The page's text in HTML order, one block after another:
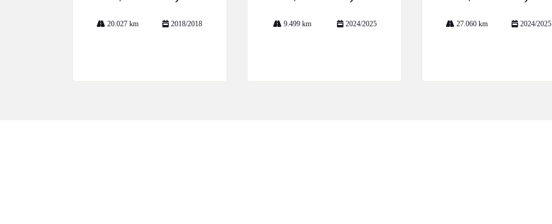
20.027 km 2018/2018 9.499 km 2024/2025 27.060 km 2024/2025